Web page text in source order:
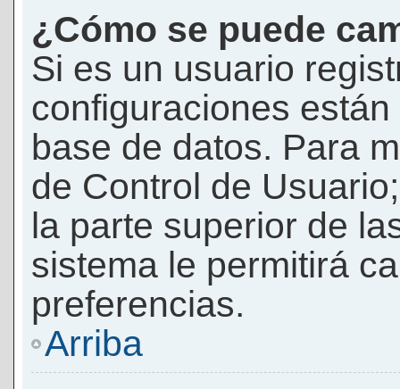
¿Cómo se puede
Si es un usuario
configuraciones
base de datos. Para
de Control de
la parte superior de
sistema le permitirá
preferencias.
Arriba